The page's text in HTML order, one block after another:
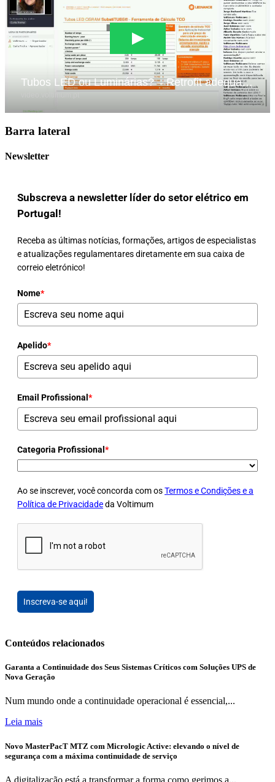
Barra lateral
Newsletter
Subscreva a newsletter líder do setor elétrico em
Portugal!
Receba as últimas notícias, formações, artigos de especialistas
e atualizações regulamentares diretamente em sua caixa de
correio eletrónico!
Nome*
Apelido*
Email Profissional *
Categoria Profissional *
Ao se inscrever, você concorda com osTermos e Condições e a
Política de Privacidadeda Voltimum
Inscreva-se aqui!
Conteúdos relacionados
Garanta a Continuidade dos Seus Sistemas Críticos com Soluções UPS de
Nova Geração
Num mundo onde a continuidade operacional é essencial,...
Leia mais
Novo MasterPacT MTZ com Micrologic Active: elevando o nível de
segurança com a máxima continuidade de serviço
A digitalização está a transformar a forma como gerimos a...